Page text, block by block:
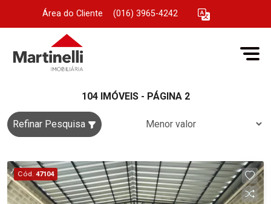
Área do Cliente (016) 3965-4242
104 IMÓVEIS - PÁGINA 2
Refinar Pesquisa
Cód. 47104